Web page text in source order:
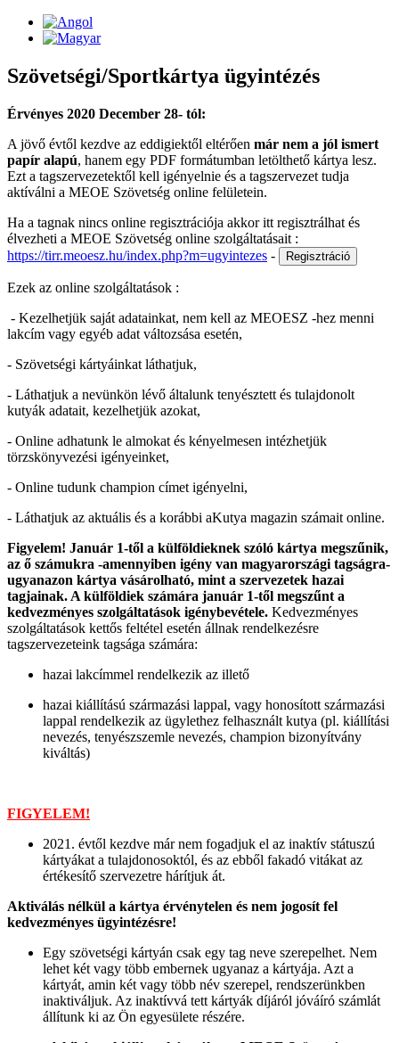
Szövetségi/Sportkártya ügyintézés
Érvényes 2020 December 28- tól:
A jövő évtől kezdve az eddigiektől eltérően már nem a jól ismert
papír alapú, hanem egy PDF formátumban letölthető kártya lesz.
Ezt a tagszervezetektől kell igényelnie és a tagszervezet tudja
aktíválni a MEOE Szövetség online felületein.
Ha a tagnak nincs online regisztrációja akkor itt regisztrálhat és
élvezheti a MEOE Szövetség online szolgáltatásait :
https://tirr.meoesz.hu/index.php?m=ugyintezes -
Ezek az online szolgáltatások :
- Kezelhetjük saját adatainkat, nem kell az MEOESZ -hez menni
lakcím vagy egyéb adat változsása esetén,
- Szövetségi kártyáinkat láthatjuk,
- Láthatjuk a nevünkön lévő általunk tenyésztett és tulajdonolt
kutyák adatait, kezelhetjük azokat,
- Online adhatunk le almokat és kényelmesen intézhetjük
törzskönyvezési igényeinket,
- Online tudunk champion címet igényelni,
- Láthatjuk az aktuális és a korábbi aKutya magazin számait online.
Figyelem! Január 1-től a külföldieknek szóló kártya megszűnik,
az ő számukra -amennyiben igény van magyarországi tagságra-
ugyanazon kártya vásárolható, mint a szervezetek hazai
tagjainak. A külföldiek számára január 1-től megszűnt a
kedvezményes szolgáltatások igénybevétele. Kedvezményes
szolgáltatások kettős feltétel esetén állnak rendelkezésre
tagszervezeteink tagsága számára:
hazai lakcímmel rendelkezik az illető
hazai kiállítású származási lappal, vagy honosított származási
lappal rendelkezik az ügylethez felhasznált kutya (pl. kiállítási
nevezés, tenyészszemle nevezés, champion bizonyítvány
kiváltás)
FIGYELEM!
2021. évtől kezdve már nem fogadjuk el az inaktív státuszú
kártyákat a tulajdonosoktól, és az ebből fakadó vitákat az
értékesítő szervezetre hárítjuk át.
Aktiválás nélkül a kártya érvénytelen és nem jogosít fel
kedvezményes ügyintézésre!
Egy szövetségi kártyán csak egy tag neve szerepelhet. Nem
lehet két vagy több embernek ugyanaz a kártyája. Azt a
kártyát, amin két vagy több név szerepel, rendszerünkben
inaktiváljuk. Az inaktívvá tett kártyák díjáról jóváíró számlát
állítunk ki az Ön egyesülete részére.